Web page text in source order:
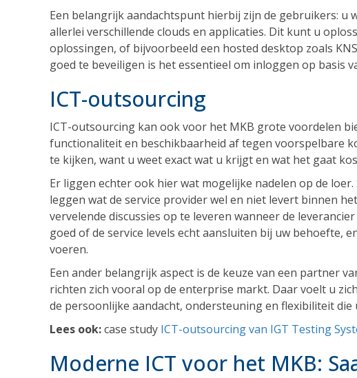
Een belangrijk aandachtspunt hierbij zijn de gebruikers:
allerlei verschillende clouds en applicaties. Dit kunt u
oplossingen, of bijvoorbeeld een hosted desktop zoals
goed te beveiligen is het essentieel om inloggen op basis
ICT-outsourcing
ICT-outsourcing kan ook voor het MKB grote voordelen
functionaliteit en beschikbaarheid af tegen voorspelbare
te kijken, want u weet exact wat u krijgt en wat het gaat
Er liggen echter ook hier wat mogelijke nadelen op de loer.
leggen wat de service provider wel en niet levert binnen
vervelende discussies op te leveren wanneer de
goed of de service levels echt aansluiten bij uw behoefte,
voeren.
Een ander belangrijk aspect is de keuze van een partner
richten zich vooral op de enterprise markt. Daar voelt u
de persoonlijke aandacht, ondersteuning en flexibiliteit die
Lees ook:case study ICT-outsourcing van IGT Testing
Moderne ICT voor het MKB: